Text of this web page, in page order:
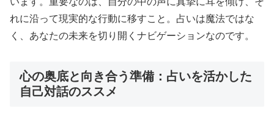
れに沿って現実的な行動に移すこと。占いは魔法ではな
く、あなたの未来を切り開くナビゲーションなのです。
心の奥底と向き合う準備：占いを活かした
自己対話のススメ